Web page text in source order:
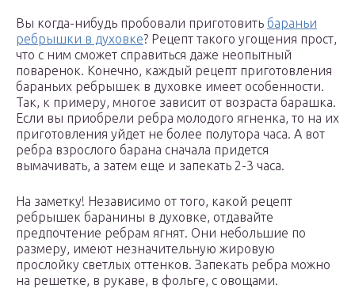
Вы когда-нибудь пробовали приготовить бараньи
ребрышки в духовке? Рецепт такого угощения прост,
что с ним сможет справиться даже неопытный
поваренок. Конечно, каждый рецепт приготовления
бараньих ребрышек в духовке имеет особенности.
Так, к примеру, многое зависит от возраста барашка.
Если вы приобрели ребра молодого ягненка, то на их
приготовления уйдет не более полутора часа. А вот
ребра взрослого барана сначала придется
вымачивать, а затем еще и запекать 2-3 часа.
На заметку! Независимо от того, какой рецепт
ребрышек баранины в духовке, отдавайте
предпочтение ребрам ягнят. Они небольшие по
размеру, имеют незначительную жировую
прослойку светлых оттенков. Запекать ребра можно
на решетке, в рукаве, в фольге, с овощами.